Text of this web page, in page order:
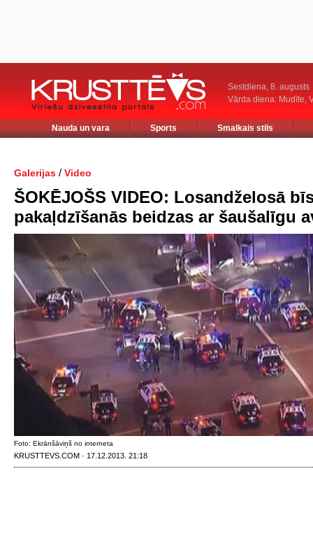
Sestdiena, 8. augusts
Vārda diena: Mudīte,
Nauda un vara Sports Smalkais stils
Galerijas / Video
ŠOKĒJOŠS VIDEO: Losandželosā
pakaļdzīšanās beidzas ar šaušalīgu
Foto: Ekrānšāviņš no interneta
KRUSTTEVS.COM · 17.12.2013. 21:18